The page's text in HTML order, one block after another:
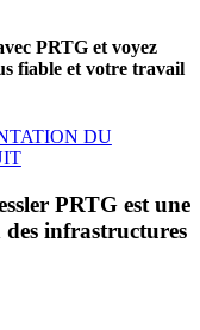
PRTG et voyez
fiable et votre travail
DU
PRTG est une
des infrastructures